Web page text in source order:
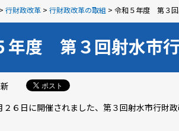
> 行財政改革 > 行財政改革の取組 > 令和５年度 第３回
年度 第３回射水市
ポスト
６日に開催されました、第３回射水市行財